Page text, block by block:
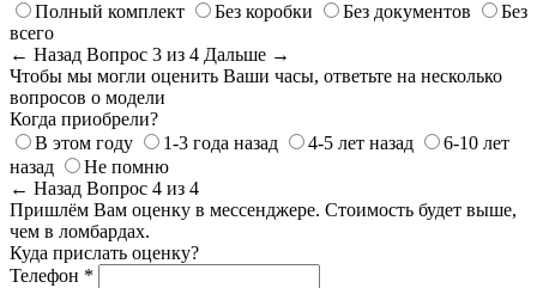
Полный комплект
Без коробки Без документов
Без
всего
← Назад Вопрос 3 из 4 Дальше →
Чтобы мы могли оценить Ваши часы, ответьте на несколько
вопросов о модели
Когда приобрели?
В этом году
1-3 года назад 4-5 лет назад
6-10 лет
назад
Не помню
← Назад Вопрос 4 из 4
Пришлём Вам оценку в мессенджере. Стоимость будет выше,
чем в ломбардах.
Куда прислать оценку?
Телефон *